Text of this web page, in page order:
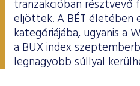
tranzakcióban résztvevő
eljöttek. A BÉT életében
kategóriájába, ugyanis a
a BUX index
legnagyobb súllyal